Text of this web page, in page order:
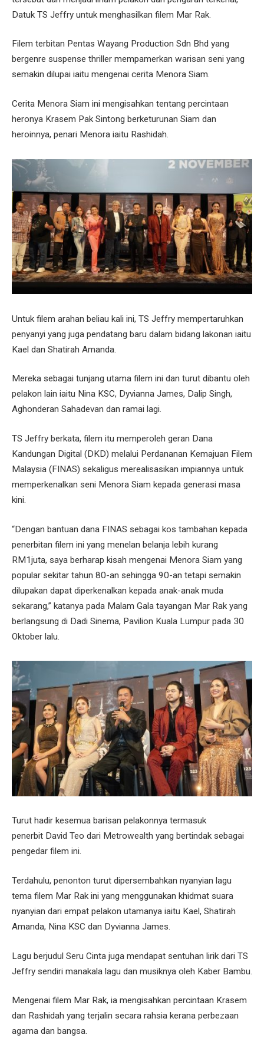
Datuk TS Jeffry untuk menghasilkan filem Mar Rak.
Filem terbitan Pentas Wayang Production Sdn Bhd yang
bergenre suspense thriller mempamerkan warisan seni yang
semakin dilupai iaitu mengenai cerita Menora Siam.
Cerita Menora Siam ini mengisahkan tentang percintaan
heronya Krasem Pak Sintong berketurunan Siam dan
heroinnya, penari Menora iaitu Rashidah.
Untuk filem arahan beliau kali ini, TS Jeffry mempertaruhkan
penyanyi yang juga pendatang baru dalam bidang lakonan iaitu
Kael dan Shatirah Amanda.
Mereka sebagai tunjang utama filem ini dan turut dibantu oleh
pelakon lain iaitu Nina KSC, Dyvianna James, Dalip Singh,
Aghonderan Sahadevan dan ramai lagi.
TS Jeffry berkata, filem itu memperoleh geran Dana
Kandungan Digital (DKD) melalui Perdananan Kemajuan Filem
Malaysia (FINAS) sekaligus merealisasikan impiannya untuk
memperkenalkan seni Menora Siam kepada generasi masa
kini.
“Dengan bantuan dana FINAS sebagai kos tambahan kepada
penerbitan filem ini yang menelan belanja lebih kurang
RM1juta, saya berharap kisah mengenai Menora Siam yang
popular sekitar tahun 80-an sehingga 90-an tetapi semakin
dilupakan dapat diperkenalkan kepada anak-anak muda
sekarang,” katanya pada Malam Gala tayangan Mar Rak yang
berlangsung di Dadi Sinema, Pavilion Kuala Lumpur pada 30
Oktober lalu.
Turut hadir kesemua barisan pelakonnya termasuk
penerbit David Teo dari Metrowealth yang bertindak sebagai
pengedar filem ini.
Terdahulu, penonton turut dipersembahkan nyanyian lagu
tema filem Mar Rak ini yang menggunakan khidmat suara
nyanyian dari empat pelakon utamanya iaitu Kael, Shatirah
Amanda, Nina KSC dan Dyvianna James.
Lagu berjudul Seru Cinta juga mendapat sentuhan lirik dari TS
Jeffry sendiri manakala lagu dan musiknya oleh Kaber Bambu.
Mengenai filem Mar Rak, ia mengisahkan percintaan Krasem
dan Rashidah yang terjalin secara rahsia kerana perbezaan
agama dan bangsa.